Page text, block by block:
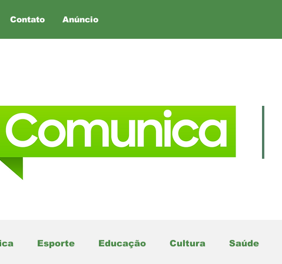
Contato Anúncio
Esporte Educação Cultura Saúde